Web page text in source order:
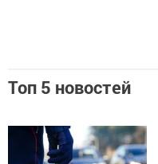
Топ 5 новостей